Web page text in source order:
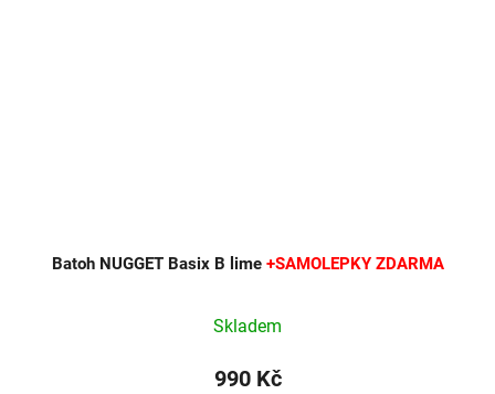
Batoh NUGGET Basix B lime +SAMOLEPKY ZDARMA
Skladem
990 Kč